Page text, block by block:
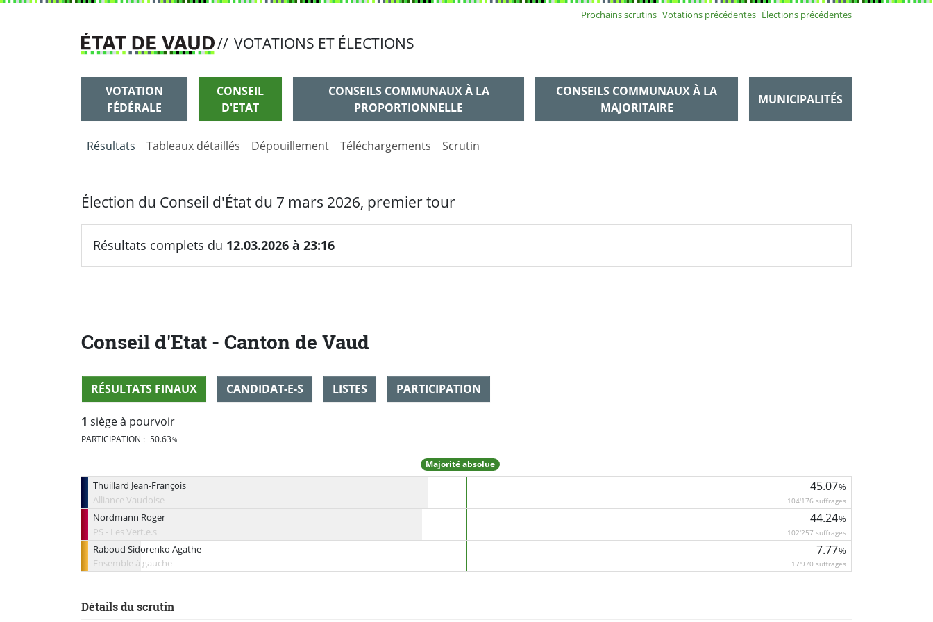
utilisez
veuillez
accéder
version
simplifiée
Sous-navigation
Prochains scrutins Votations précédentes Élections précédentes
// VOTATIONS ET ÉLECTIONS
VOTATION
FÉDÉRALE
Vous êtes ici: Votation fédéraleCONSEIL
D'ETAT
Vous êtes ici: Conseil d'Etat
CONSEILS COMMUNAUX À LA
PROPORTIONNELLE
Vous êtes ici: Conseils communaux à la proportionnelle
CONSEILS COMMUNAUX À LA
MAJORITAIRE
Vous êtes ici: Conseils communaux à la majoritaire
MUNICIPALITÉS
Vous êtes ici: Municipalités
Résultats Tableaux détaillés Dépouillement Téléchargements Scrutin
Élection du Conseil d'État du 7 mars 2026, premier tour
Résultats complets du 12.03.2026 à 23:16
Conseil d'Etat - Canton de Vaud
RÉSULTATS FINAUX CANDIDAT-E-S LISTES PARTICIPATION
1 siège à pourvoir
PARTICIPATION : 50.63%
Majorité absolue
Thuillard Jean-François 45.07%
Alliance Vaudoise
104'176 suffrages
Nordmann Roger 44.24%
PS - Les Vert.e.s
102'257 suffrages
Raboud Sidorenko Agathe 7.77%
Ensemble à gauche
17'970 suffrages
Détails du scrutin